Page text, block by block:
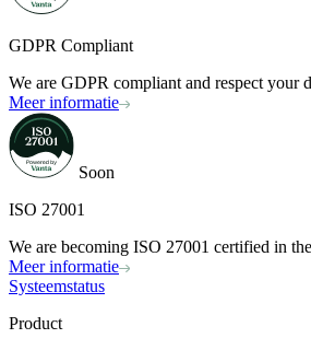
GDPR Compliant
We are GDPR compliant and respect your
Meer informatie
Soon
ISO 27001
We are becoming ISO 27001 certified in
Meer informatie
Systeemstatus
Product